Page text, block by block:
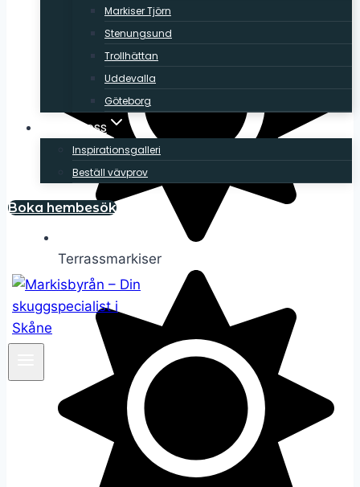
Markiser Tjörn
Stenungsund
Trollhättan
Uddevalla
Göteborg
Om oss
Inspirationsgalleri
Beställ vävprov
Boka hembesök
Terrassmarkiser